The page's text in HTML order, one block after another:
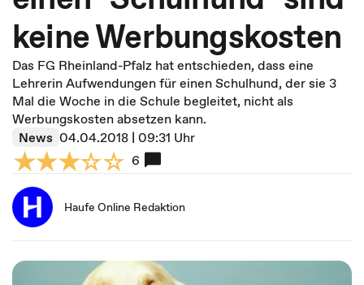
keine Werbungskosten
Das FG Rheinland-Pfalz hat entschieden, dass eine
Lehrerin Aufwendungen für einen Schulhund, der sie 3
Mal die Woche in die Schule begleitet, nicht als
Werbungskosten absetzen kann.
News 04.04.2018 | 09:31 Uhr
6
Haufe Online Redaktion